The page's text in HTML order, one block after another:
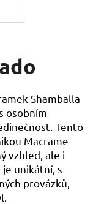
Shamballa
osobním
Tento
Macrame
vzhled, ale i
unikátní, s
provázků,